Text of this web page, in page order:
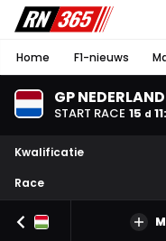
Home F1-nieuws
GP NEDERLAND
START RACE 15 d 11:
Kwalificatie
Race